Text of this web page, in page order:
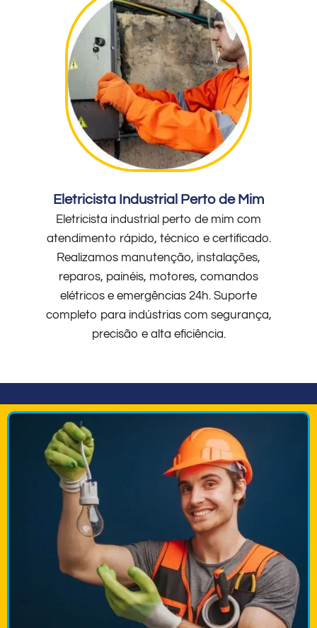
Eletricista Industrial Perto de Mim
Eletricista industrial perto de mim com
atendimento rápido, técnico e certificado.
Realizamos manutenção, instalações,
reparos, painéis, motores, comandos
elétricos e emergências 24h. Suporte
completo para indústrias com segurança,
precisão e alta eficiência.